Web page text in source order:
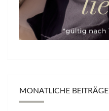
MONATLICHE BEITRÄGE